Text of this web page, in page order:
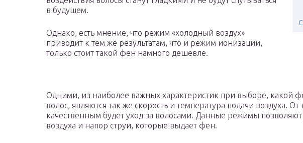
в будущем.
Однако, есть мнение, что режим «холодный воздух»
приводит к тем же результатам, что и режим ионизации,
только стоит такой фен намного дешевле.
Одними, из наиболее важных характеристик при выборе, какой
волос, являются так же скорость и температура подачи воздуха. От
качественным будет уход за волосами. Данные режимы позволяют
воздуха и напор струи, которые выдает фен.